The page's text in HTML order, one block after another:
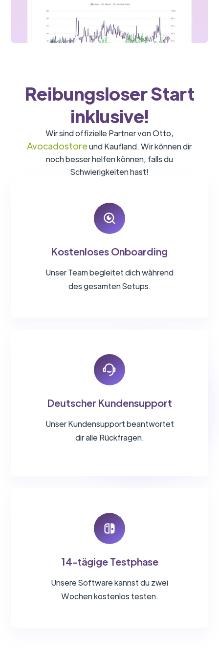
Reibungsloser Start
inklusive!
Wir sind offizielle Partner von Otto,
Avocadostoreund Kaufland. Wir können dir
noch besser helfen können, falls du
Schwierigkeiten hast!
Kostenloses Onboarding
Unser Team begleitet dich während
des gesamten Setups.
Deutscher Kundensupport
Unser Kundensupport beantwortet
dir alle Rückfragen.
14-tägige Testphase
Unsere Software kannst du zwei
Wochen kostenlos testen.